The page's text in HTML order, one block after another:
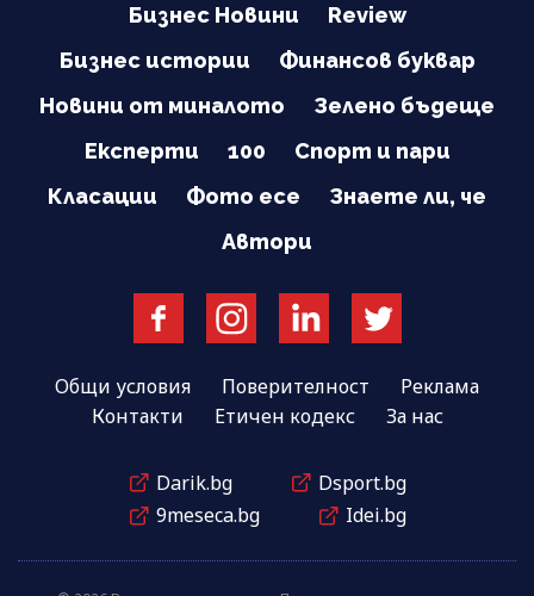
Бизнес Новини
Review
Бизнес истории
Финансов буквар
Новини от миналото
Зелено бъдеще
Експерти
100
Спорт и пари
Класации
Фото есе
Знаете ли, че
Автори
Общи условия Поверителност
Реклама
Контакти
Етичен кодекс За нас
Darik.bg
Dsport.bg
9meseca.bg
Idei.bg